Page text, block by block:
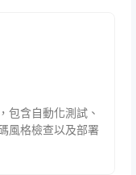
含自動化測試、
風格檢查以及部署